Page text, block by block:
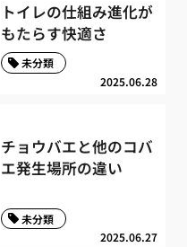
トイレの仕組み進化が
もたらす快適さ
2025.06.28
未分類
チョウバエと他のコバ
エ発生場所の違い
2025.06.27
未分類